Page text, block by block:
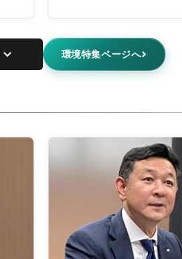
環境特集ページへ